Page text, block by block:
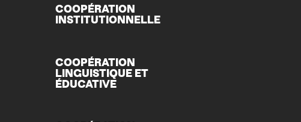
COOPÉRATION
INSTITUTIONNELLE
COOPÉRATION
LINGUISTIQUE ET
ÉDUCATIVE